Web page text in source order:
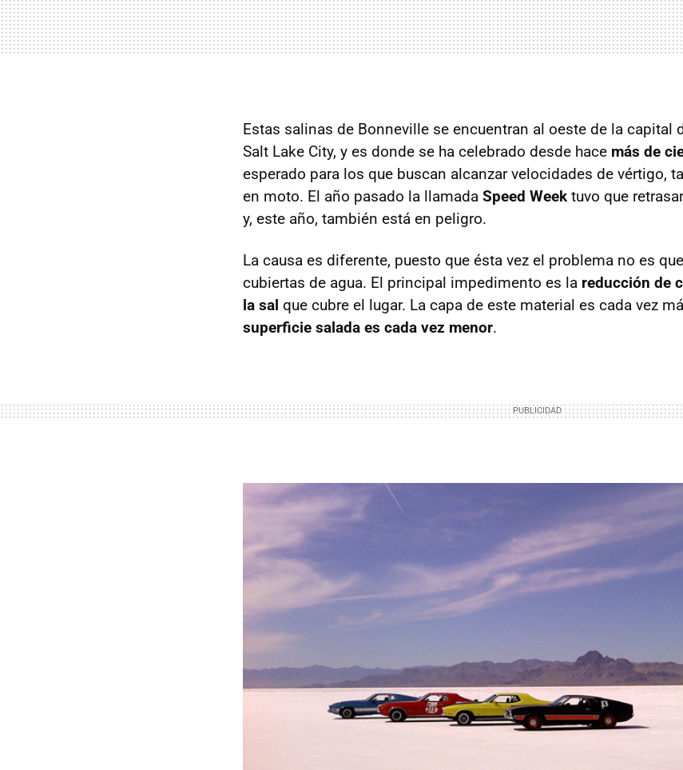
Estas salinas de Bonneville se encuentran al oeste de la capital
Salt Lake City, y es donde se ha celebrado desde hace más de
esperado para los que buscan alcanzar velocidades de vértigo,
en moto. El año pasado la llamada Speed Week tuvo que
y, este año, también está en peligro.
La causa es diferente, puesto que ésta vez el problema no es
cubiertas de agua. El principal impedimento es la reducción de
la sal que cubre el lugar. La capa de este material es cada vez
superficie salada es cada vez menor.